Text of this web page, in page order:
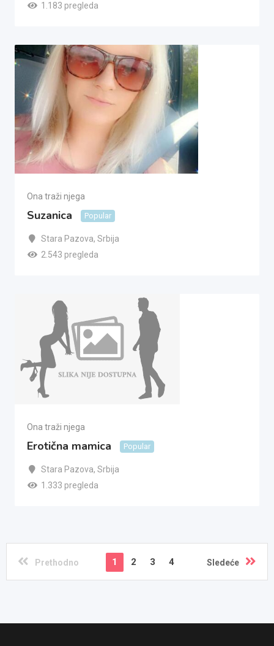
1.183 pregleda
Ona traži njega
Suzanica Popular
Stara Pazova, Srbija
2.543 pregleda
Ona traži njega
Erotična mamica Popular
Stara Pazova, Srbija
1.333 pregleda
Prethodno 1 2 3 4 Sledeće